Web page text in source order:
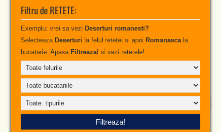
Filtru de RETETE:
Exemplu: vrei sa vezi Deserturi romanesti?
Selecteaza Deserturi la felul retetei si apoi Romanascala
bucatarie. Apasa Filtreaza! si vezi retetele!